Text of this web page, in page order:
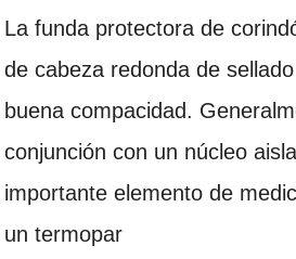
La funda protectora de
de cabeza redonda de
buena compacidad.
conjunción con un núcleo
importante elemento de
un termopar